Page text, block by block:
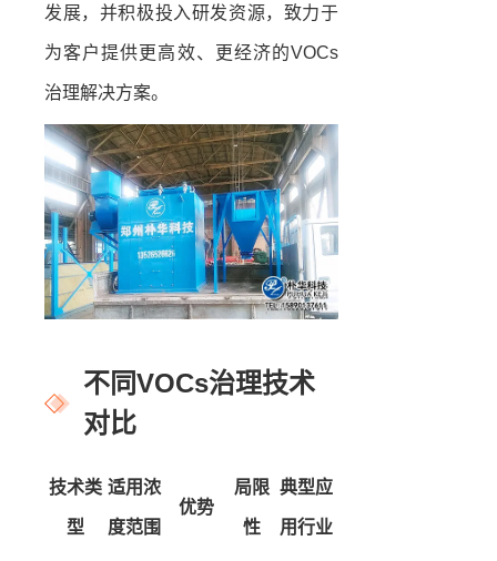
发展，并积极投入研发资源，致力于
为客户提供更高效、更经济的VOCs
治理解决方案。
不同VOCs治理技术
对比
技术类
型
适用浓
度范围
优势
局限
性
典型应
用行业